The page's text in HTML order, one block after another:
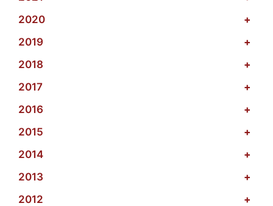
2020
+
2019
+
2018
+
2017
+
2016
+
2015
+
2014
+
2013
+
2012
+